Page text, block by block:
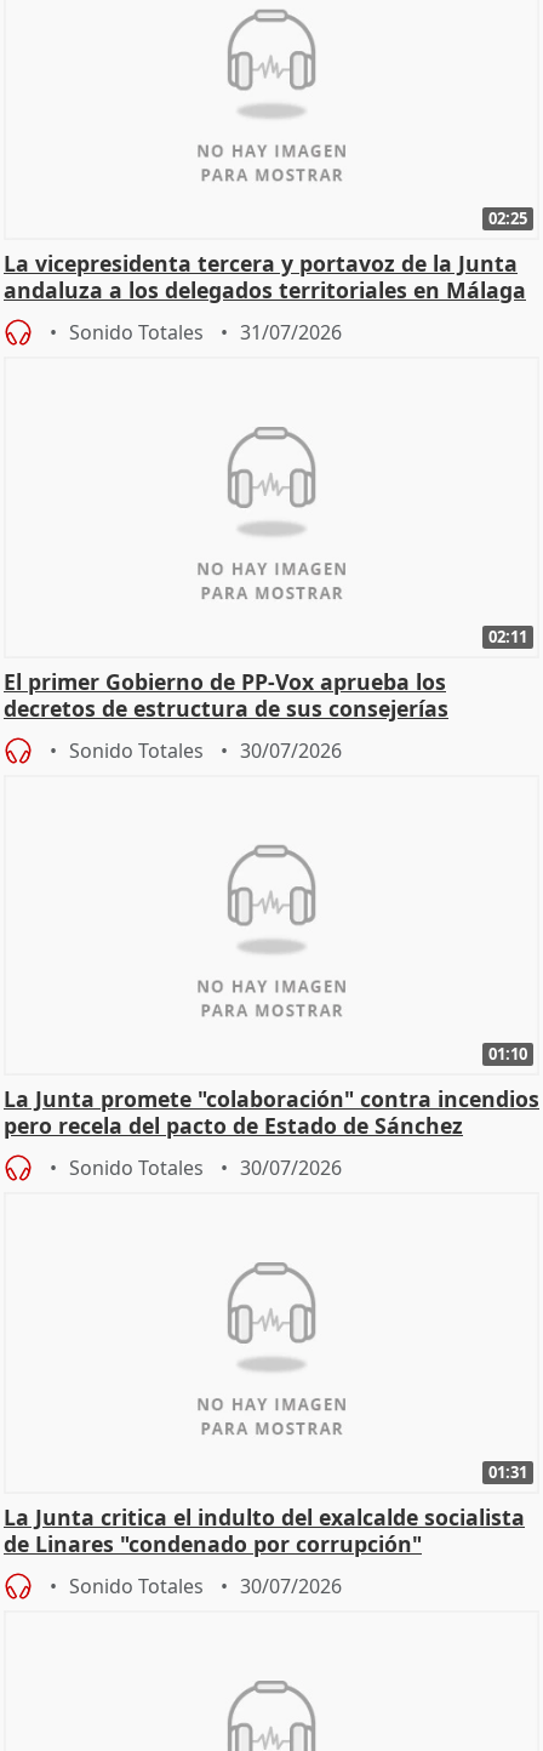
02:25
La vicepresidenta tercera y portavoz de la Junta
andaluza a los delegados territoriales en Málaga
Sonido Totales 31/07/2026
02:11
El primer Gobierno de PP-Vox aprueba los
decretos de estructura de sus consejerías
Sonido Totales 30/07/2026
01:10
La Junta promete "colaboración" contra incendios
pero recela del pacto de Estado de Sánchez
Sonido Totales 30/07/2026
01:31
La Junta critica el indulto del exalcalde socialista
de Linares "condenado por corrupción"
Sonido Totales 30/07/2026